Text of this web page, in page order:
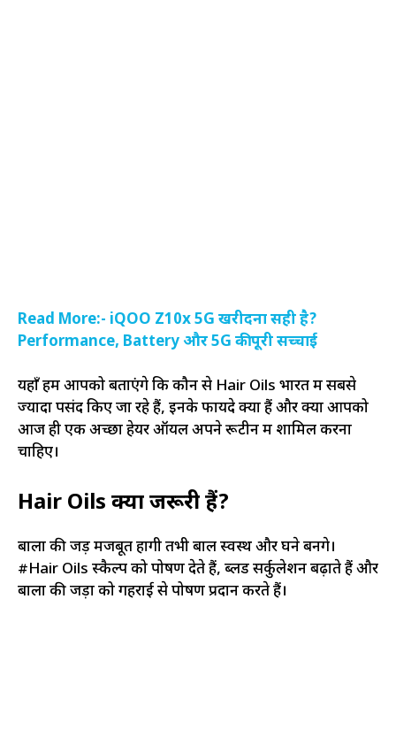
Read More:- iQOO Z10x 5G खरीदना सही है?
Performance, Battery और 5G की पूरी सच्चाई
यहाँ हम आपको बताएंगे कि कौन से Hair Oils भारत में सबसे
ज्यादा पसंद किए जा रहे हैं, इनके फायदे क्या हैं और क्यों आपको
आज ही एक अच्छा हेयर ऑयल अपने रूटीन में शामिल करना
चाहिए।
Hair Oils क्यों जरूरी हैं?
बालों की जड़ें मजबूत होंगी तभी बाल स्वस्थ और घने बनेंगे।
#Hair Oils स्कैल्प को पोषण देते हैं, ब्लड सर्कुलेशन बढ़ाते हैं और
बालों की जड़ों को गहराई से पोषण प्रदान करते हैं।